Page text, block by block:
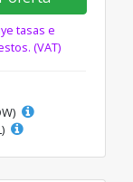
tasas e
(VAT)